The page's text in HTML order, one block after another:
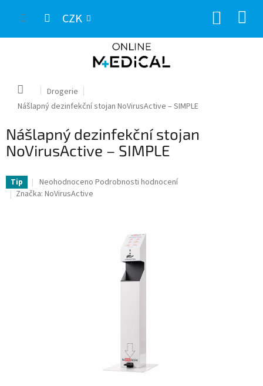
CZK
Domů
Drogerie
Nášlapný dezinfekční stojan NoVirusActive – SIMPLE
Nášlapný dezinfekční stojan
NoVirusActive – SIMPLE
Tip
Průměrné
hodnocení
Neohodnoceno Podrobnosti hodnocení
Značka: NoVirusActive